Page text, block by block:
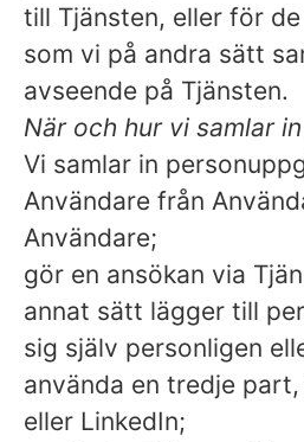
till Tjänsten, eller för
som vi på andra sätt
avseende på Tjänsten.
När och hur vi samlar
Vi samlar in
Användare från
Användare;
gör en ansökan via
annat sätt lägger till
sig själv personligen
använda en tredje
eller LinkedIn;